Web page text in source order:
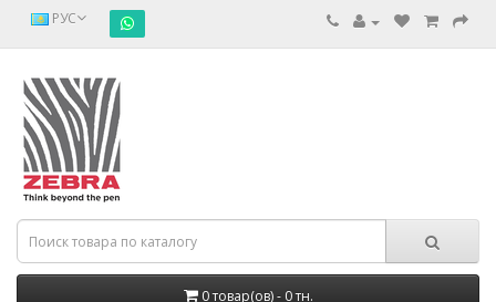
РУС
0 товар(ов) - 0 тн.